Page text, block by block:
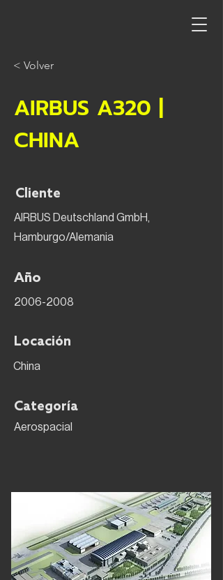
< Volver
AIRBUS A320 |
CHINA
Cliente
AIRBUS Deutschland GmbH,
Hamburgo/Alemania
Año
2006-2008
Locación
China
Categoría
Aerospacial